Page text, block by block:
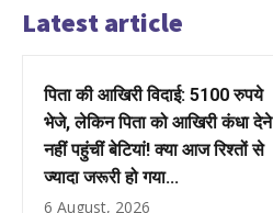
Latest article
पिता की आखिरी विदाई: 5100 रुपये
भेजे, लेकिन पिता को आखिरी कंधा देने
नहीं पहुंचीं बेटियां! क्या आज रिश्तों से
ज्यादा जरूरी हो गया...
6 August, 2026